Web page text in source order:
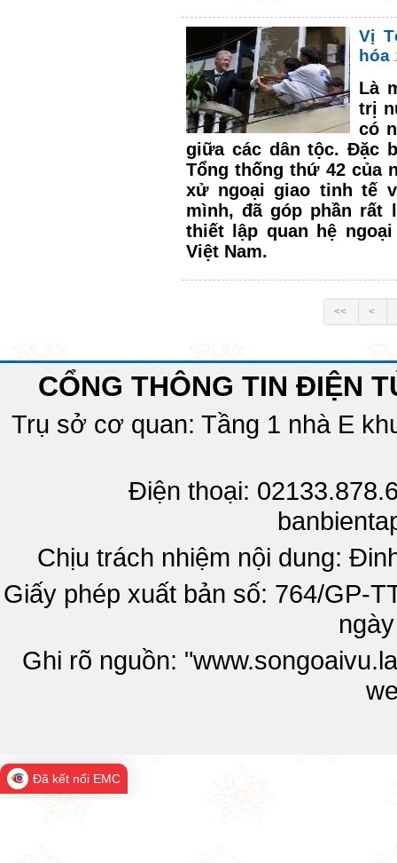
Vị
hóa
Là
trị
có
giữa các dân tộc. Đặc
Tổng thống thứ 42 của
xử ngoại giao tinh tế
mình, đã góp phần rất
thiết lập quan hệ
Việt Nam.
<< <
CỔNG THÔNG TIN ĐIỆN
Trụ sở cơ quan: Tầng 1 nhà E
Điện thoại:
Chịu trách nhiệm nội dung:
Giấy phép xuất bản số: 764/GP-
Ghi rõ nguồn:
Đã kết nối EMC